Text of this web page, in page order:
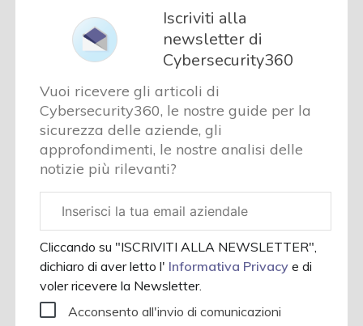
Iscriviti alla
newsletter di
Cybersecurity360
Vuoi ricevere gli articoli di
Cybersecurity360, le nostre guide per la
sicurezza delle aziende, gli
approfondimenti, le nostre analisi delle
notizie più rilevanti?
aziendale
Cliccando su "ISCRIVITI ALLA NEWSLETTER",
dichiaro di aver letto l' Informativa Privacye di
voler ricevere la Newsletter.
Acconsento all'invio di comunicazioni